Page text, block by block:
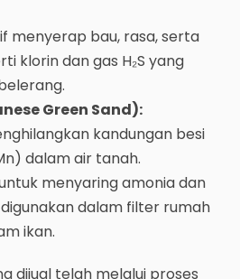
menyerap bau, rasa, serta
klorin dan gas H₂S yang
Green Sand):
kandungan besi
dalam air tanah.
menyaring amonia dan
dalam filter rumah
ikan.
dijual telah melalui proses